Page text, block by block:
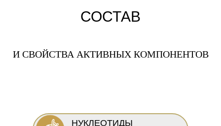
СОСТАВ
И СВОЙСТВА АКТИВНЫХ КОМПОНЕНТОВ
НУКЛЕОТИДЫ